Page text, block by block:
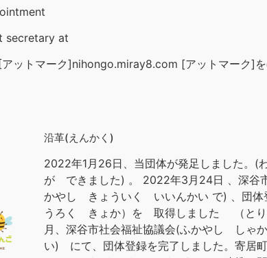
secretary at
ットマーク]nihongo.miray8.com [アットマーク]を
沿革(えんかく)
2022年1月26日、当団体が発足しました。
が できました) 。 2022年3月24日 、深谷
かやし きょういく いいんかい で) 、団
うろく きょか）を 取得しました （とり
月、深谷市社会福祉協議会(ふかやし しゃ
い) にて、団体登録を完了しました。寄居